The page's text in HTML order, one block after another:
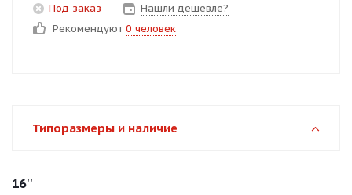
Под заказ
Нашли дешевле?
Рекомендуют 0 человек
Типоразмеры и наличие
16''
Оставшиеся75% будут